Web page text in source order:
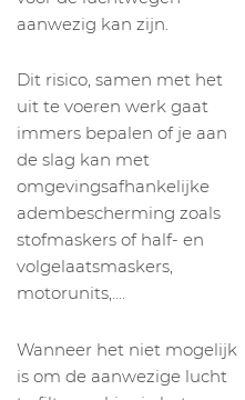
aanwezig kan zijn.
Dit risico, samen met het
uit te voeren werk gaat
immers bepalen of je aan
de slag kan met
omgevingsafhankelijke
adembescherming zoals
stofmaskers of half- en
volgelaatsmaskers,
motorunits,….
Wanneer het niet mogelijk
is om de aanwezige lucht